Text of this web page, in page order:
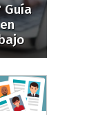
Guía